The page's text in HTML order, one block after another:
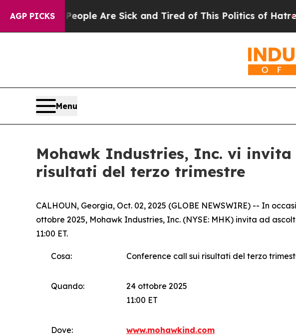
AGP PICKS
Win: “People Are Sick and Tired of This Politics of Hatred”
Menu
Mohawk Industries, Inc. vi
risultati del terzo trimestre
CALHOUN, Georgia, Oct. 02, 2025 (GLOBE NEWSWIRE) -- In
ottobre 2025, Mohawk Industries, Inc. (NYSE: MHK) invita ad
11:00 ET.
Cosa: Conference call sui risultati del terzo
Quando:
24 ottobre 2025
11:00 ET
Dove:
www.mohawkind.com